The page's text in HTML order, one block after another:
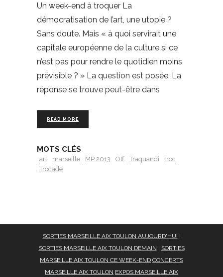
Un week-end à troquer La
démocratisation de l’art, une utopie ?
Sans doute. Mais « à quoi servirait une
capitale européenne de la culture si ce
n’est pas pour rendre le quotidien moins
prévisible ? » La question est posée. La
réponse se trouve peut-être dans
READ MORE
MOTS CLÉS
art marseille MP 2013 Off Traquandi
troc
Trocade
SORTIES MARSEILLE AIX TOULON AUJOURD'HUI
SORTIES MARSEILLE AIX TOULON DEMAIN
SORTIES
MARSEILLE AIX TOULON CE WEEK-END CONCERTS
MARSEILLE AIX TOULON EXPOS MARSEILLE AIX